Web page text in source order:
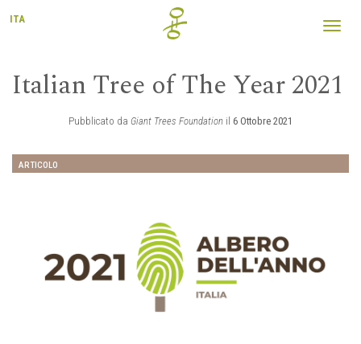
ITA
Italian Tree of The Year 2021
Pubblicato da Giant Trees Foundation il 6 Ottobre 2021
ARTICOLO